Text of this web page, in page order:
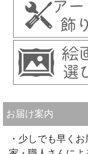
お届け案内
・少しでも早く